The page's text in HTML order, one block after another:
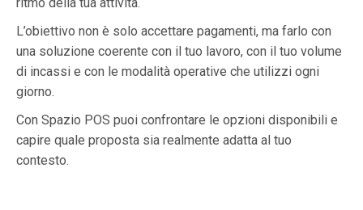
L’obiettivo non è solo accettare pagamenti, ma farlo con
una soluzione coerente con il tuo lavoro, con il tuo volume
di incassi e con le modalità operative che utilizzi ogni
giorno.
Con Spazio POS puoi confrontare le opzioni disponibili e
capire quale proposta sia realmente adatta al tuo
contesto.